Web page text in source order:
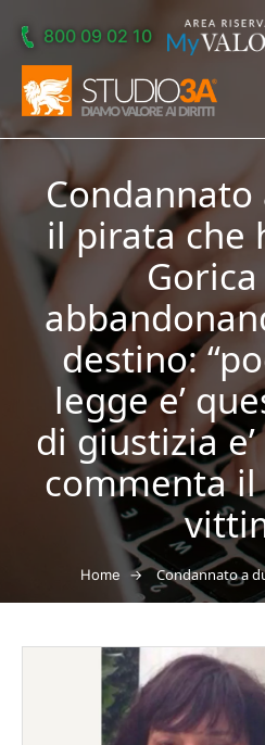
800 09 02 10
il pirata che
destino:
legge e’
di giustizia
commenta
Home →